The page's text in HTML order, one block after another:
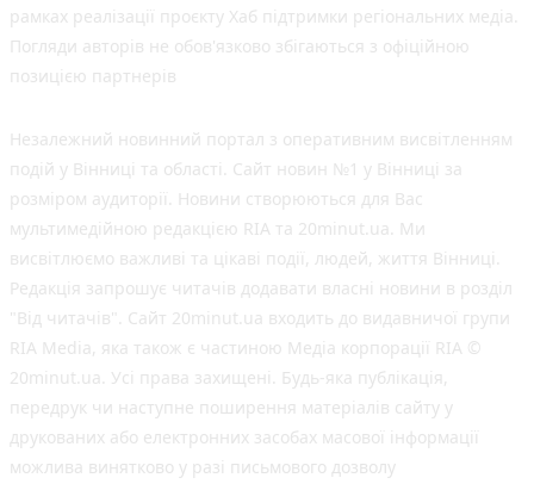
рамках реалізації проєкту Хаб підтримки регіональних медіа.
Погляди авторів не обов'язково збігаються з офіційною
позицією партнерів
Незалежний новинний портал з оперативним висвітленням
подій у Вінниці та області. Сайт новин №1 у Вінниці за
розміром аудиторії. Новини створюються для Вас
мультимедійною редакцією RIA та 20minut.ua. Ми
висвітлюємо важливі та цікаві події, людей, життя Вінниці.
Редакція запрошує читачів додавати власні новини в розділ
"Від читачів". Сайт 20minut.ua входить до видавничої групи
RIA Media, яка також є частиною Медіа корпорації RIA ©
20minut.ua. Усі права захищені. Будь-яка публiкацiя,
передрук чи наступне поширення матеріалів сайту у
друкованих або електронних засобах масової інформації
можлива винятково у разі письмового дозволу